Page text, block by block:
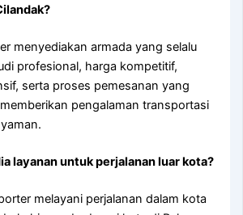
menyediakan armada yang selalu
profesional, harga kompetitif,
serta proses pemesanan yang
pengalaman transportasi
layanan untuk perjalanan luar kota?
melayani perjalanan dalam kota